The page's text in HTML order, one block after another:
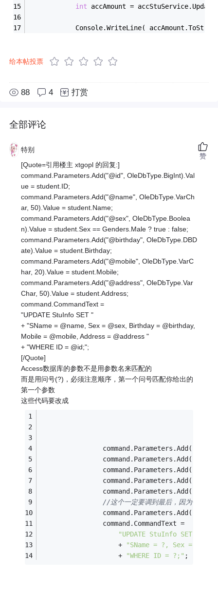
int accAmount =
Console.WriteLine(
给本帖投票
88 4 打赏
全部评论
特别
[Quote=引用楼主 xtgopl 的回复:]
command.Parameters.Add("@id", OleDbType.BigInt).Val
ue = student.ID;
command.Parameters.Add("@name", OleDbType.VarCh
ar, 50).Value = student.Name;
command.Parameters.Add("@sex", OleDbType.Boolea
n).Value = student.Sex == Genders.Male ? true : false;
command.Parameters.Add("@birthday", OleDbType.DBD
ate).Value = student.Birthday;
command.Parameters.Add("@mobile", OleDbType.VarC
har, 20).Value = student.Mobile;
command.Parameters.Add("@address", OleDbType.Var
Char, 50).Value = student.Address;
command.CommandText =
"UPDATE StuInfo SET "
+ "SName = @name, Sex = @sex, Birthday = @birthday,
Mobile = @mobile, Address = @address "
+ "WHERE ID = @id;";
[/Quote]
Access数据库的参数不是用参数名来匹配的
而是用问号(?)，必须注意顺序，第一个问号匹配你给出的
第一个参数
这些代码要改成
                command.Parameters.Add(
                command.Parameters.Add(
                command.Parameters.Add(
                command.Parameters.Add(
                command.Parameters.Add(
//这个一定要调到最后，因为你在
                command.Parameters.Add(
                command.CommandText =
"UPDATE StuInfo SET "
                    +
"SName = ?, Sex = ?,
                    +
"WHERE ID = ?;" ;
赞